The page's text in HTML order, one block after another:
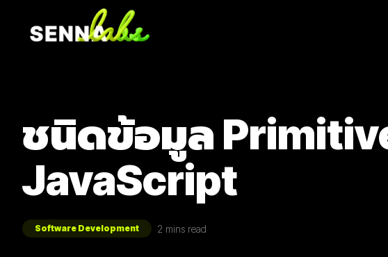
ชนิดข้อมูล
JavaScript
Software Development 2 mins read